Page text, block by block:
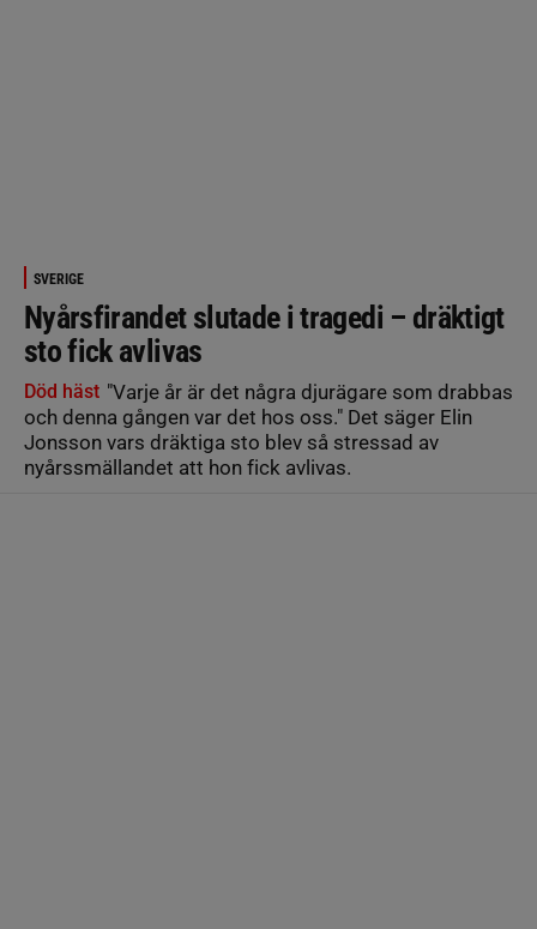
SVERIGE
Nyårsfirandet slutade i tragedi – dräktigt
sto fick avlivas
Död häst "Varje år är det några djurägare som drabbas
och denna gången var det hos oss." Det säger Elin
Jonsson vars dräktiga sto blev så stressad av
nyårssmällandet att hon fick avlivas.